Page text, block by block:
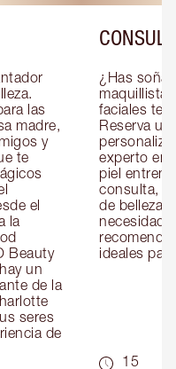
las
madre,
y
te
el
la
Beauty
un
de la
seres
de
¿Has
maquillista
faciales te
Reserva
experto en
piel
consulta,
de belleza
ideales
15